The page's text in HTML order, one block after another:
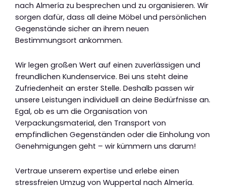
nach Almería zu besprechen und zu organisieren. Wir
sorgen dafür, dass all deine Möbel und persönlichen
Gegenstände sicher an ihrem neuen
Bestimmungsort ankommen.
Wir legen großen Wert auf einen zuverlässigen und
freundlichen Kundenservice. Bei uns steht deine
Zufriedenheit an erster Stelle. Deshalb passen wir
unsere Leistungen individuell an deine Bedürfnisse an.
Egal, ob es um die Organisation von
Verpackungsmaterial, den Transport von
empfindlichen Gegenständen oder die Einholung von
Genehmigungen geht – wir kümmern uns darum!
Vertraue unserem expertise und erlebe einen
stressfreien Umzug von Wuppertal nach Almería.